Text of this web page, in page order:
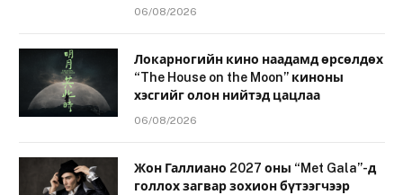
06/08/2026
Локарногийн кино наадамд өрсөлдөх
“The House on the Moon” киноны
хэсгийг олон нийтэд цацлаа
06/08/2026
Жон Галлиано 2027 оны “Met Gala”-д
голлох загвар зохион бүтээгчээр